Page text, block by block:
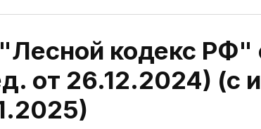
кодекс РФ"
от 26.12.2024) (с